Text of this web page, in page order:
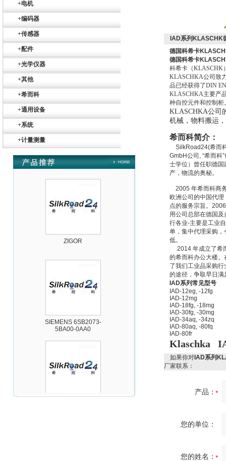
+电机
+编码器
+传感器
+配件
+光学仪器
+其他
+希而科
+通用设备
+系统
+计量测量
Belimo SF24A-
MFT
ZIGOR
SIEMENS 6SB2073-
5BA00-0AA0
PMA Prozess- und
IAD系列KLASCHK
德国科希卡
德国科希卡
科希卡（KLASCHK
KLASCHKA公司致
品已经获得了DIN
KLASCHKA主要产
种自控元件和控制柜
KLASCHKA公司
机械，物料搬运
希而科简介：
SilkRoad24(希而
GmbH公司, “希而科
士学位）曾任职德
产，物流的奥秘。
2005 年希而科商
欧洲公司的中国代
点的服务宗旨。
用公司总部在德国
行各业-主要是工业
单，集中代理采购
低。
2014 年成立了希
的希而科办公大楼
了我们工业品采购
的途径，争取早日
IAD系列常见型号
IAD-12eg, -12fg
IAD-12mg
IAD-18fg, -18mg
IAD-30fg, -30mg
IAD-34aq, -34zq
IAD-80aq, -80fq
IAD-80fr
Klaschka
如果你对IAD系列
厂家联系：
产品：
您的单位：
您的姓名：